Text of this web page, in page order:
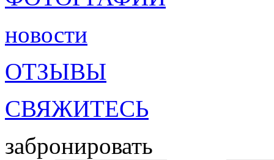
новости
ОТЗЫВЫ
СВЯЖИТЕСЬ
забронировать